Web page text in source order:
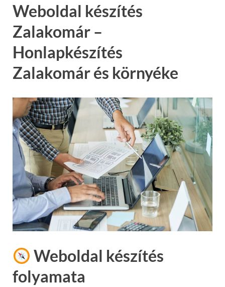
Weboldal készítés
Zalakomár –
Honlapkészítés
Zalakomár és környéke
Weboldal készítés
folyamata